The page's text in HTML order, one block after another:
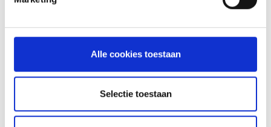
Alle cookies toestaan
Selectie toestaan